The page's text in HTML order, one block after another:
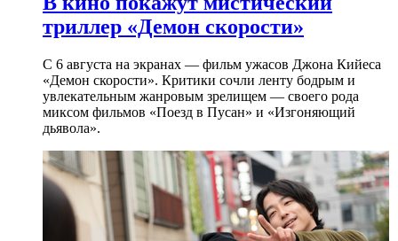
триллер «Демон скорости»
С 6 августа на экранах — фильм ужасов Джона Кийеса
«Демон скорости». Критики сочли ленту бодрым и
увлекательным жанровым зрелищeм — своего рода
миксом фильмов «Поезд в Пусан» и «Изгоняющий
дьявола».